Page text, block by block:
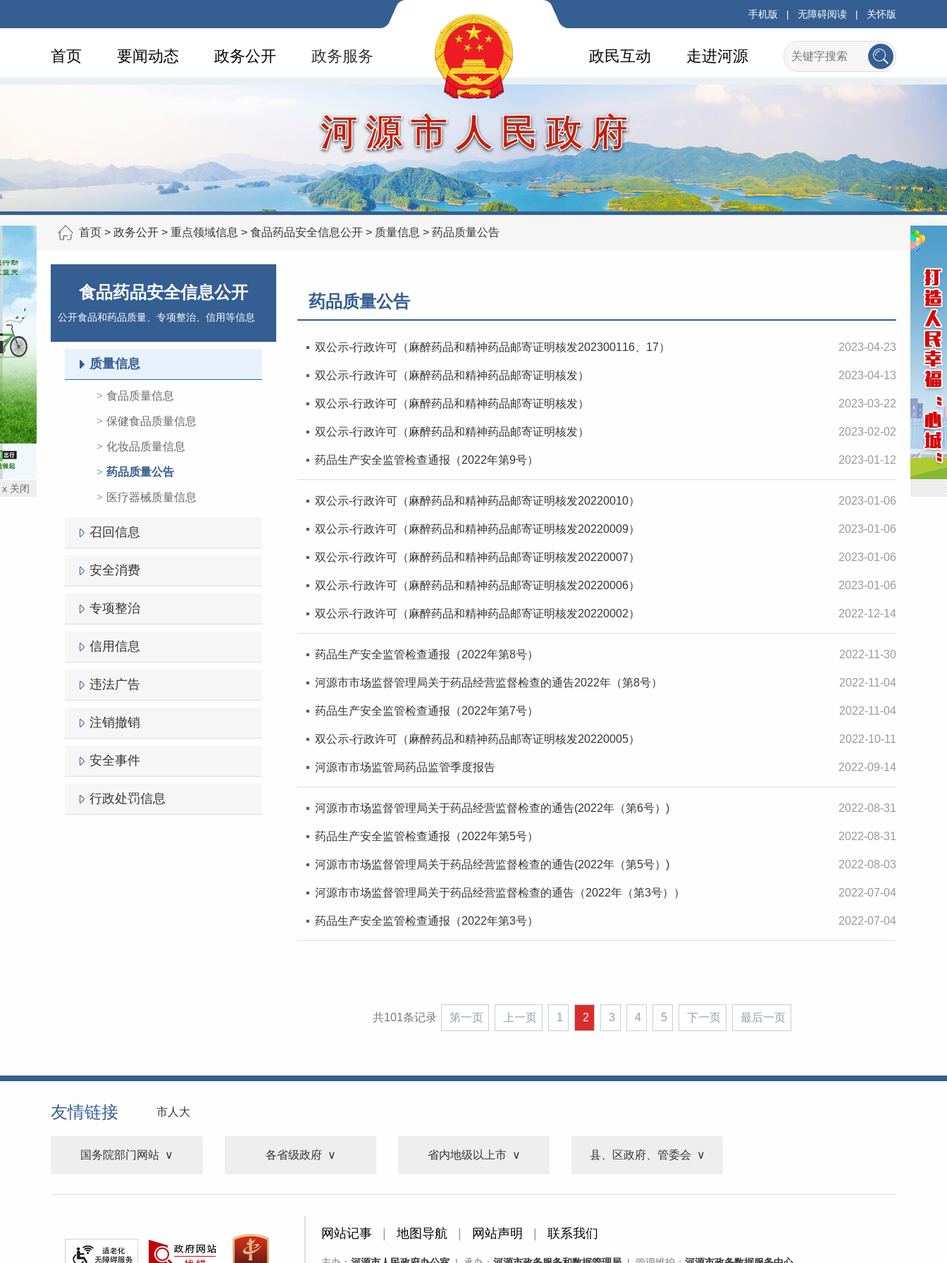
手机版 | 无障碍阅读 | 关怀版
首页 要闻动态 政务公开 政务服务 走进河源
政民互动
河源市人民政府
首页 > 政务公开 > 重点领域信息 > 食品药品安全信息公开 > 质量信息 > 药品质量公告
食品药品安全信息公开
公开食品和药品质量、专项整治、信用等信息
质量信息
食品质量信息
保健食品质量信息
化妆品质量信息
药品质量公告
医疗器械质量信息
召回信息
安全消费
专项整治
信用信息
违法广告
注销撤销
安全事件
行政处罚信息
药品质量公告
2023-04-23
双公示-行政许可（麻醉药品和精神药品邮寄证明核发202300116、17）
2023-04-13
双公示-行政许可（麻醉药品和精神药品邮寄证明核发）
2023-03-22
双公示-行政许可（麻醉药品和精神药品邮寄证明核发）
2023-02-02
双公示-行政许可（麻醉药品和精神药品邮寄证明核发）
2023-01-12
药品生产安全监管检查通报（2022年第9号）
2023-01-06
双公示-行政许可（麻醉药品和精神药品邮寄证明核发20220010）
2023-01-06
双公示-行政许可（麻醉药品和精神药品邮寄证明核发20220009）
2023-01-06
双公示-行政许可（麻醉药品和精神药品邮寄证明核发20220007）
2023-01-06
双公示-行政许可（麻醉药品和精神药品邮寄证明核发20220006）
2022-12-14
双公示-行政许可（麻醉药品和精神药品邮寄证明核发20220002）
2022-11-30
药品生产安全监管检查通报（2022年第8号）
2022-11-04
河源市市场监督管理局关于药品经营监督检查的通告2022年（第8号）
2022-11-04
药品生产安全监管检查通报（2022年第7号）
2022-10-11
双公示-行政许可（麻醉药品和精神药品邮寄证明核发20220005）
2022-09-14
河源市市场监管局药品监管季度报告
2022-08-31
河源市市场监督管理局关于药品经营监督检查的通告(2022年（第6号）)
2022-08-31
药品生产安全监管检查通报（2022年第5号）
2022-08-03
河源市市场监督管理局关于药品经营监督检查的通告(2022年（第5号）)
2022-07-04
河源市市场监督管理局关于药品经营监督检查的通告（2022年（第3号））
2022-07-04
药品生产安全监管检查通报（2022年第3号）
共101条记录 第一页 上一页 1 2 3 4 5 下一页 最后一页
友情链接 市人大
国务院部门网站 各省级政府 省内地级以上市 县、区政府、管委会
网站记事 地图导航 网站声明 联系我们
x 关闭